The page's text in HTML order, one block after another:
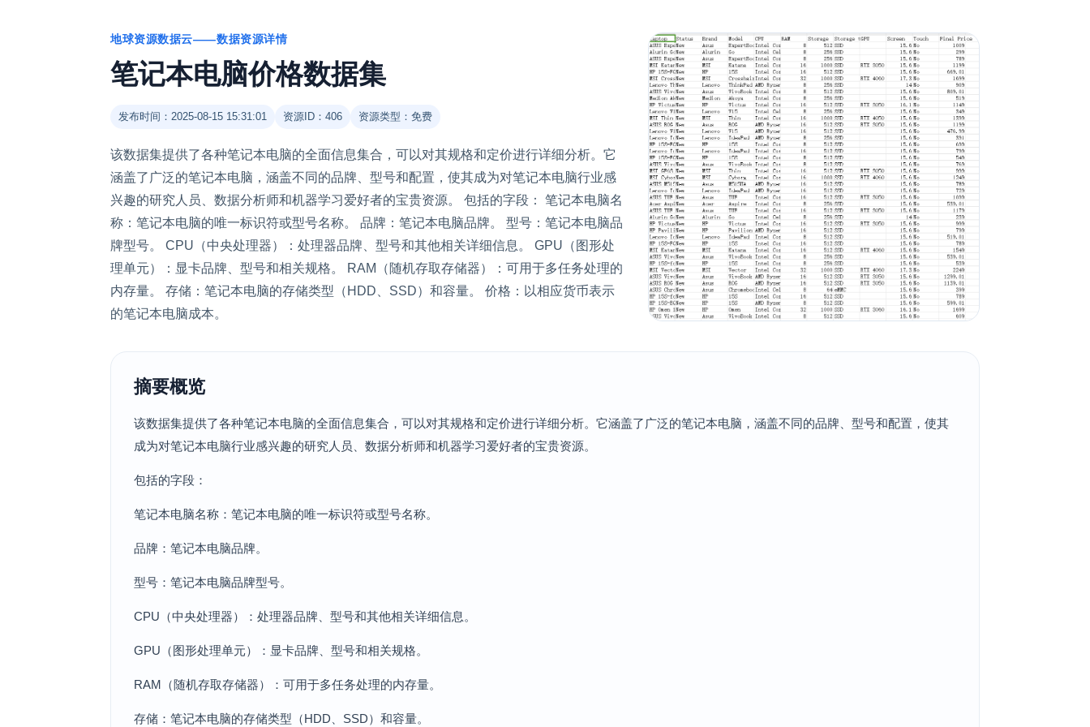
地球资源数据云——数据资源详情
笔记本电脑价格数据集
发布时间：2025-08-15 15:31:01 资源ID：406 资源类型：免费
该数据集提供了各种笔记本电脑的全面信息集合，可以对其规格和定价进行详细分析。它
涵盖了广泛的笔记本电脑，涵盖不同的品牌、型号和配置，使其成为对笔记本电脑行业感
兴趣的研究人员、数据分析师和机器学习爱好者的宝贵资源。 包括的字段： 笔记本电脑名
称：笔记本电脑的唯一标识符或型号名称。 品牌：笔记本电脑品牌。 型号：笔记本电脑品
牌型号。 CPU（中央处理器）：处理器品牌、型号和其他相关详细信息。 GPU（图形处
理单元）：显卡品牌、型号和相关规格。 RAM（随机存取存储器）：可用于多任务处理的
内存量。 存储：笔记本电脑的存储类型（HDD、SSD）和容量。 价格：以相应货币表示
的笔记本电脑成本。
摘要概览
该数据集提供了各种笔记本电脑的全面信息集合，可以对其规格和定价进行详细分析。它涵盖了广泛的笔记本电脑，涵盖不同的品牌、型号和配置，使其
成为对笔记本电脑行业感兴趣的研究人员、数据分析师和机器学习爱好者的宝贵资源。
包括的字段：
笔记本电脑名称：笔记本电脑的唯一标识符或型号名称。
品牌：笔记本电脑品牌。
型号：笔记本电脑品牌型号。
CPU（中央处理器）：处理器品牌、型号和其他相关详细信息。
GPU（图形处理单元）：显卡品牌、型号和相关规格。
RAM（随机存取存储器）：可用于多任务处理的内存量。
存储：笔记本电脑的存储类型（HDD、SSD）和容量。